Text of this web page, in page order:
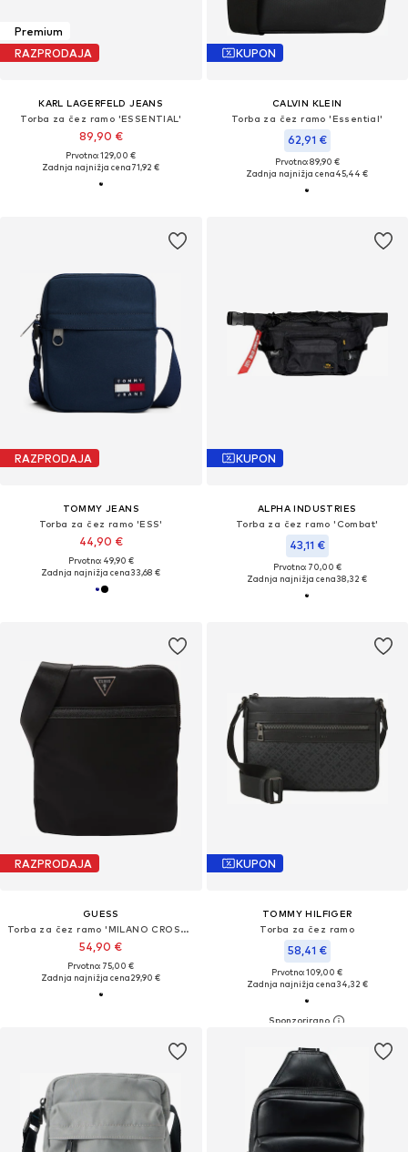
Premium
RAZPRODAJA
KARL LAGERFELD JEANS
Torba za čez ramo 'ESSENTIAL'
89,90 €
Prvotno: 129,00 €
Zadnja najnižja cena71,92 €
KUPON
CALVIN KLEIN
Torba za čez ramo 'Essential'
62,91 €
Prvotno: 89,90 €
Zadnja najnižja cena45,44 €
RAZPRODAJA
TOMMY JEANS
Torba za čez ramo 'ESS'
44,90 €
Prvotno: 49,90 €
Zadnja najnižja cena33,68 €
KUPON
ALPHA INDUSTRIES
Torba za čez ramo 'Combat'
43,11 €
Prvotno: 70,00 €
Zadnja najnižja cena38,32 €
RAZPRODAJA
GUESS
Torba za čez ramo 'MILANO CROSSBODY FLAT'
54,90 €
Prvotno: 75,00 €
Zadnja najnižja cena29,90 €
KUPON
TOMMY HILFIGER
Torba za čez ramo
58,41 €
Prvotno: 109,00 €
Zadnja najnižja cena34,32 €